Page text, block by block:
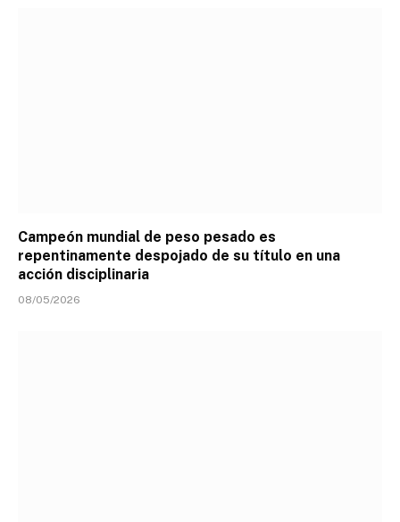
Campeón mundial de peso pesado es
repentinamente despojado de su título en una
acción disciplinaria
08/05/2026